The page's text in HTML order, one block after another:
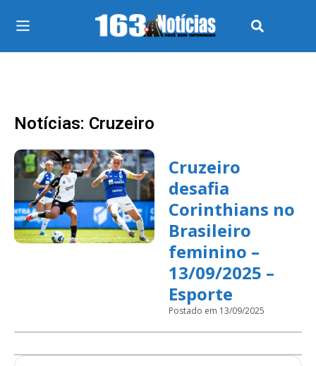
Notícias: Cruzeiro
Cruzeiro
desafia
Corinthians no
Brasileiro
feminino –
13/09/2025 –
Esporte
Postado em 13/09/2025